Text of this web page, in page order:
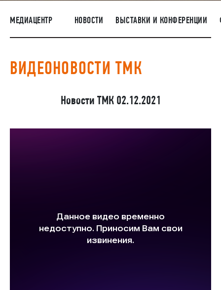
ПОСТАВЩИКАМ
R&D
КОРПОРАТИВНЫЙ УНИВЕРСИТЕТ TMK2U
МЕДИАЦЕНТР НОВОСТИ ВЫСТАВКИ И КОНФЕРЕНЦИИ
ВИДЕОНОВОСТИ ТМК
Новости ТМК 02.12.2021